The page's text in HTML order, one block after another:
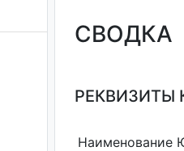
СВОДКА
РЕКВИЗИТЫ
Наименование